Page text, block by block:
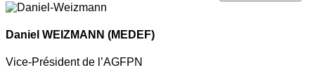
Daniel WEIZMANN (MEDEF)
Vice-Président de l’AGFPN